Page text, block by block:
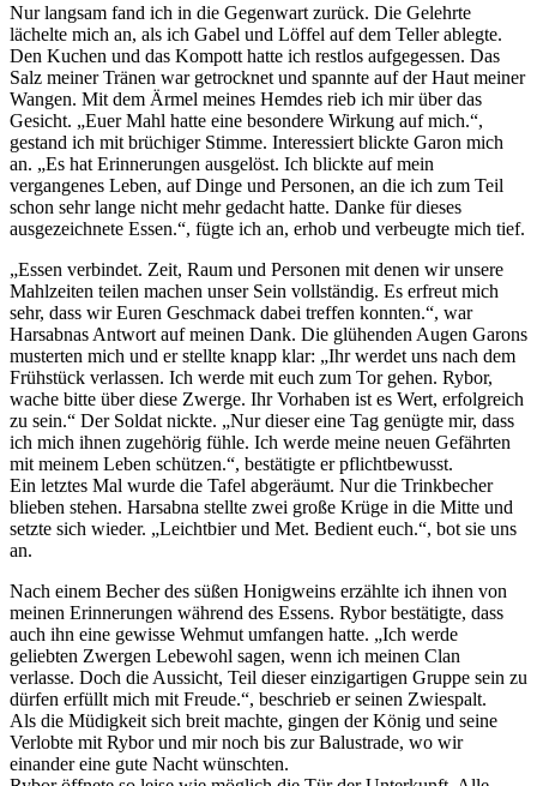
Nur langsam fand ich in die Gegenwart zurück. Die Gelehrte
lächelte mich an, als ich Gabel und Löffel auf dem Teller ablegte.
Den Kuchen und das Kompott hatte ich restlos aufgegessen. Das
Salz meiner Tränen war getrocknet und spannte auf der Haut meiner
Wangen. Mit dem Ärmel meines Hemdes rieb ich mir über das
Gesicht. „Euer Mahl hatte eine besondere Wirkung auf mich.“,
gestand ich mit brüchiger Stimme. Interessiert blickte Garon mich
an. „Es hat Erinnerungen ausgelöst. Ich blickte auf mein
vergangenes Leben, auf Dinge und Personen, an die ich zum Teil
schon sehr lange nicht mehr gedacht hatte. Danke für dieses
ausgezeichnete Essen.“, fügte ich an, erhob und verbeugte mich tief.
„Essen verbindet. Zeit, Raum und Personen mit denen wir unsere
Mahlzeiten teilen machen unser Sein vollständig. Es erfreut mich
sehr, dass wir Euren Geschmack dabei treffen konnten.“, war
Harsabnas Antwort auf meinen Dank. Die glühenden Augen Garons
musterten mich und er stellte knapp klar: „Ihr werdet uns nach dem
Frühstück verlassen. Ich werde mit euch zum Tor gehen. Rybor,
wache bitte über diese Zwerge. Ihr Vorhaben ist es Wert, erfolgreich
zu sein.“ Der Soldat nickte. „Nur dieser eine Tag genügte mir, dass
ich mich ihnen zugehörig fühle. Ich werde meine neuen Gefährten
mit meinem Leben schützen.“, bestätigte er pflichtbewusst.
Ein letztes Mal wurde die Tafel abgeräumt. Nur die Trinkbecher
blieben stehen. Harsabna stellte zwei große Krüge in die Mitte und
setzte sich wieder. „Leichtbier und Met. Bedient euch.“, bot sie uns
an.
Nach einem Becher des süßen Honigweins erzählte ich ihnen von
meinen Erinnerungen während des Essens. Rybor bestätigte, dass
auch ihn eine gewisse Wehmut umfangen hatte. „Ich werde
geliebten Zwergen Lebewohl sagen, wenn ich meinen Clan
verlasse. Doch die Aussicht, Teil dieser einzigartigen Gruppe sein zu
dürfen erfüllt mich mit Freude.“, beschrieb er seinen Zwiespalt.
Als die Müdigkeit sich breit machte, gingen der König und seine
Verlobte mit Rybor und mir noch bis zur Balustrade, wo wir
einander eine gute Nacht wünschten.